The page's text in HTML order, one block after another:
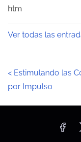
htm
Ver todas las
N
a
< Estimulando las
por Impulso